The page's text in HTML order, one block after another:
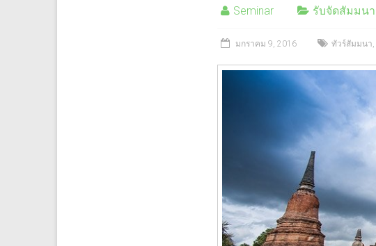
Seminar รับจัดสัมมนา
มกราคม 9, 2016 ทัวร์สัมมนา,